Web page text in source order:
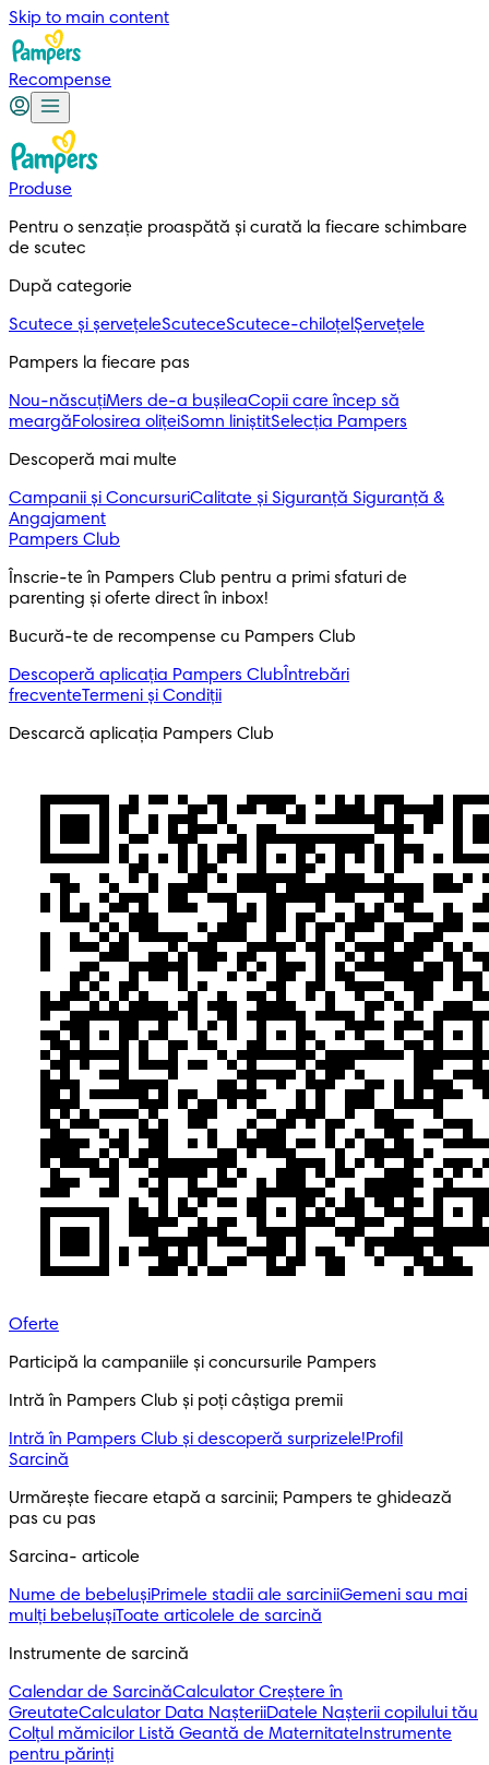
Skip to main content
Recompense
Produse
Pentru o senzație proaspătă și curată la fiecare schimbare
de scutec
După categorie
Scutece și șervețeleScuteceScutece-chiloțelȘervețele
Pampers la fiecare pas
Nou-născuțiMers de-a bușileaCopii care încep să
meargăFolosirea olițeiSomn liniștitSelecția Pampers
Descoperă mai multe
Campanii și ConcursuriCalitate și Siguranță Siguranță &
Angajament
Pampers Club
Înscrie-te în Pampers Club pentru a primi sfaturi de
parenting și oferte direct în inbox!
Bucură-te de recompense cu Pampers Club
Descoperă aplicația Pampers Club Întrebări
frecventeTermeni și Condiții
Descarcă aplicația Pampers Club
Oferte
Participă la campaniile și concursurile Pampers
Intră în Pampers Club și poți câștiga premii
Intră în Pampers Club și descoperă surprizele!​Profil
Sarcină
Urmărește fiecare etapă a sarcinii; Pampers te ghidează
pas cu pas
Sarcina- articole
Nume de bebelușiPrimele stadii ale sarciniiGemeni sau mai
mulți bebelușiToate articolele de sarcină
Instrumente de sarcină
Calendar de SarcinăCalculator Creștere în
GreutateCalculator Data NașteriiDatele Nașterii copilului tău
Colțul mămicilor Listă Geantă de Maternitate Instrumente
pentru părinți